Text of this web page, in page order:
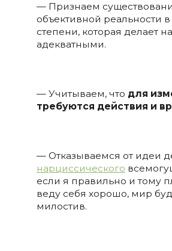
— Признаем
объективной реальности в
степени, которая делает
адекватными.
— Учитываем, что для
требуются действия и
— Отказываемся от идеи
нарциссического
если я правильно и тому
веду себя хорошо, мир
милостив.